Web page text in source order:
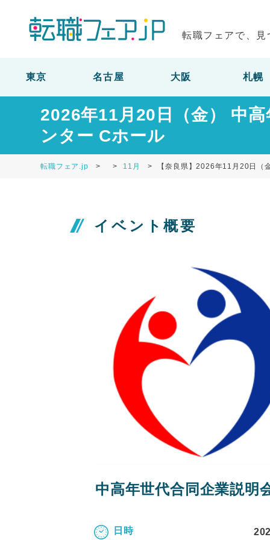
転職フェアで、見
東京 名古屋 大阪 札幌
2026年11月20日（金） 中
ンター Cホール
転職フェア.jp 11月 【奈良県】2026年11月20日（
イベント概要
中高年世代合同企業説明
日時